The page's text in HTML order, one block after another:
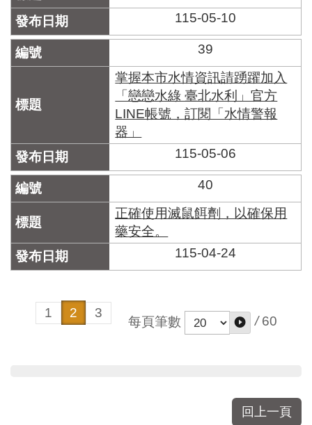
115-05-10
39
掌握本市水情資訊請踴躍加入
「戀戀水綠 臺北水利」官方
LINE帳號，訂閱「水情警報
器」
115-05-06
40
正確使用滅鼠餌劑，以確保用
藥安全。
115-04-24
1 2 3
每頁筆數 / 60
回上一頁